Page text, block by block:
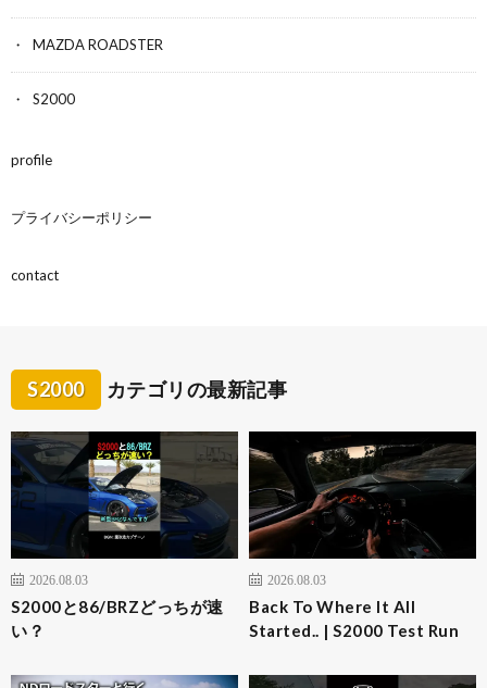
MAZDA ROADSTER
S2000
profile
プライバシーポリシー
contact
S2000 カテゴリの最新記事
2026.08.03
S2000と86/BRZどっちが速
い？
2026.08.03
Back To Where It All
Started.. | S2000 Test Run